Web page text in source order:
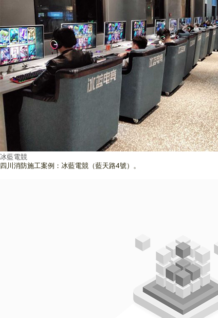
冰藍電競
四川消防施工案例：冰藍電競（藍天路4號）。